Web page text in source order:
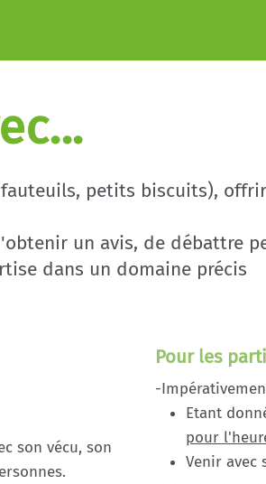
petits biscuits),
un avis, de débattre
dans un domaine précis
son vécu, son
Pour les
-
Etant
pour
Venir avec